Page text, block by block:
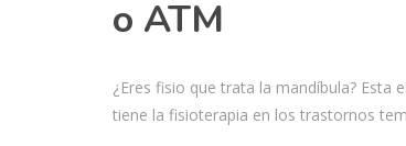
o ATM
¿Eres fisio que trata la mandíbula? Esta
tiene la fisioterapia en los trastornos